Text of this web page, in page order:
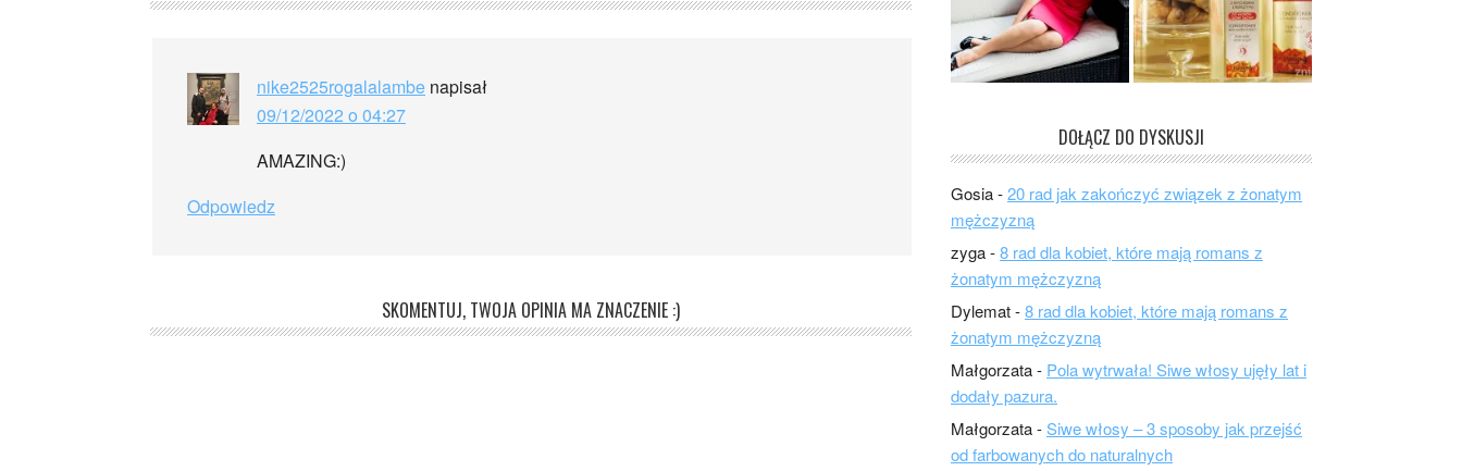
nike2525rogalalambe napisał
09/12/2022 o 04:27
AMAZING:)
Odpowiedz
SKOMENTUJ, TWOJA OPINIA MA ZNACZENIE :)
DOŁĄCZ DO DYSKUSJI
Gosia-20 rad jak zakończyć związek z żonatym
mężczyzną
zyga-8 rad dla kobiet, które mają romans z
żonatym mężczyzną
Dylemat-8 rad dla kobiet, które mają romans z
żonatym mężczyzną
Małgorzata- Pola wytrwała! Siwe włosy ujęły lat i
dodały pazura.
Małgorzata-Siwe włosy – 3 sposoby jak przejść
od farbowanych do naturalnych